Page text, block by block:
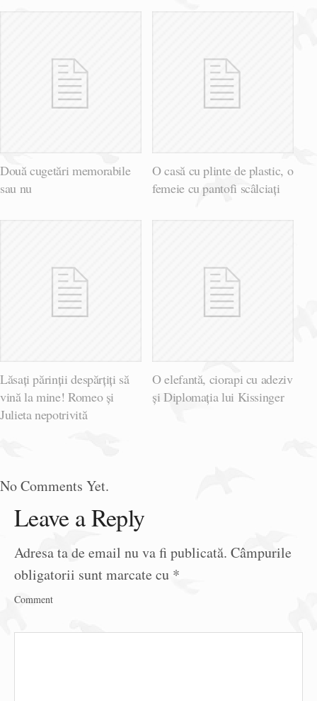
Două cugetări memorabile
sau nu
O casă cu plinte de plastic, o
femeie cu pantofi scâlciați
Lăsați părinții despărțiți să
vină la mine! Romeo și
Julieta nepotrivită
O elefantă, ciorapi cu adeziv
și Diplomația lui Kissinger
No Comments Yet.
Leave a Reply
Adresa ta de email nu va fi publicată. Câmpurile
obligatorii sunt marcate cu *
Comment